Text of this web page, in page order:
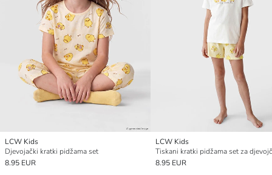
LCW Kids
Djevojački kratki pidžama set
8.95 EUR
LCW Kids
Tiskani kratki pidžama set za
8.95 EUR